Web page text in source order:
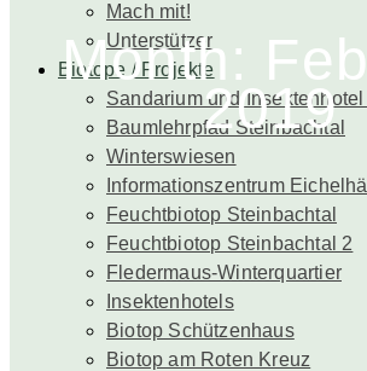
Mach mit!
Unterstützer
Biotope / Projekte
Sandarium und
Baumlehrpfad Steinbachtal
Winterswiesen
Informationszentrum
Feuchtbiotop Steinbachtal
Feuchtbiotop Steinbachtal 2
Fledermaus-Winterquartier
Insektenhotels
Biotop Schützenhaus
Biotop am Roten Kreuz
Month:
2019